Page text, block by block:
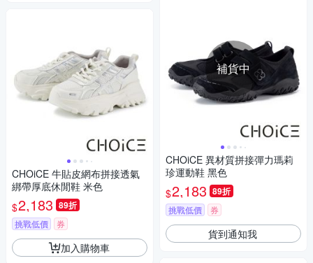
CHOiCE 牛貼皮網布拼接透氣
綁帶厚底休閒鞋 米色
$2,183 89折
挑戰低價 券
加入購物車
補貨中
CHOiCE 異材質拼接彈力瑪莉
珍運動鞋 黑色
$2,183 89折
挑戰低價 券
貨到通知我